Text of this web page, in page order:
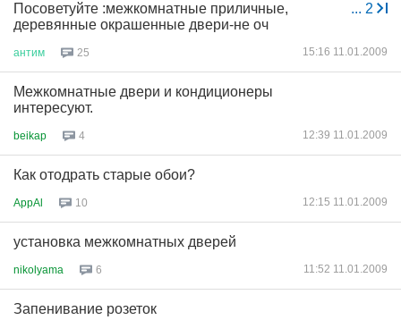
... 2
Посоветуйте :межкомнатные приличные,
деревянные окрашенные двери-не оч
антим 25 15:16 11.01.2009
Межкомнатные двери и кондиционеры
интересуют.
beikap 4 12:39 11.01.2009
Как отодрать старые обои?
AppAl 10 12:15 11.01.2009
установка межкомнатных дверей
nikolyama 6 11:52 11.01.2009
Запенивание розеток